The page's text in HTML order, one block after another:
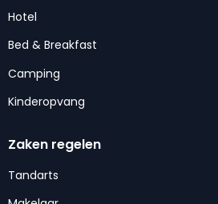
Hotel
Bed & Breakfast
Camping
Kinderopvang
Zaken regelen
Tandarts